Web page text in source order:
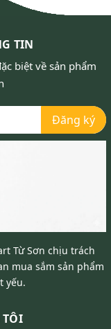
TIN
biệt về sản phẩm
Đăng ký
Từ Sơn chịu trách
mua sắm sản phẩm
yếu.
TÔI